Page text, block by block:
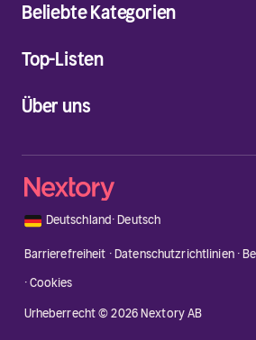
Über uns
Beliebte Kategorien
Top-Listen
🇩🇪 Deutschland·Deutsch
Barrierefreiheit ·Datenschutzrichtlinien·
·Cookies
Urheberrecht © 2026 Nextory AB